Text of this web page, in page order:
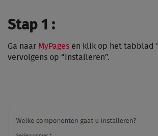
Stap 1 :
Ga naar MyPages en klik op het tabblad
vervolgens op “Installeren”.